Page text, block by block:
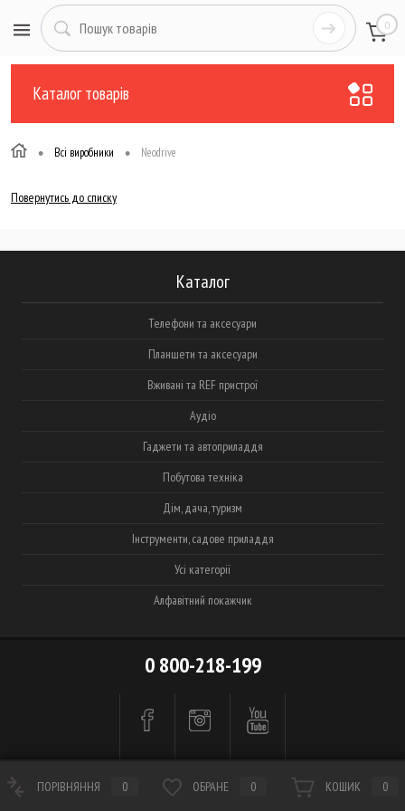
0
Каталог товарів
• Всі виробники • Neodrive
Повернутись до списку
Каталог
Телефони та аксесуари
Планшети та аксесуари
Вживані та REF пристрої
Аудіо
Гаджети та автоприладдя
Побутова техніка
Дім, дача, туризм
Інструменти, садове приладдя
Усі категорії
Алфавітний покажчик
0 800-218-199
ПОРІВНЯННЯ 0 ОБРАНЕ 0 КОШИК 0